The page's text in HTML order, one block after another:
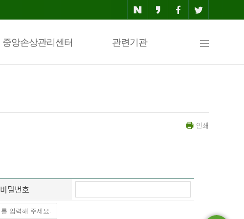
중앙손상관리센터 관련기관
인쇄
비밀번호